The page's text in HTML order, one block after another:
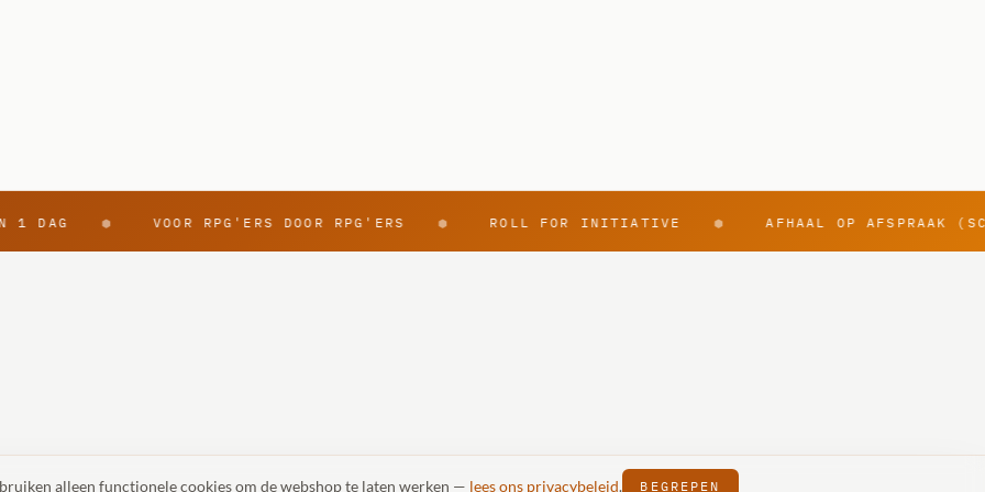
1 DAG VOOR RPG'ERS DOOR RPG'ERS ⬢ ROLL FOR INITIATIVE ⬢ AFHAAL OP AFSPRAAK
alleen functionele cookies om de webshop te laten werken — lees ons privacybeleid. BEGREPEN